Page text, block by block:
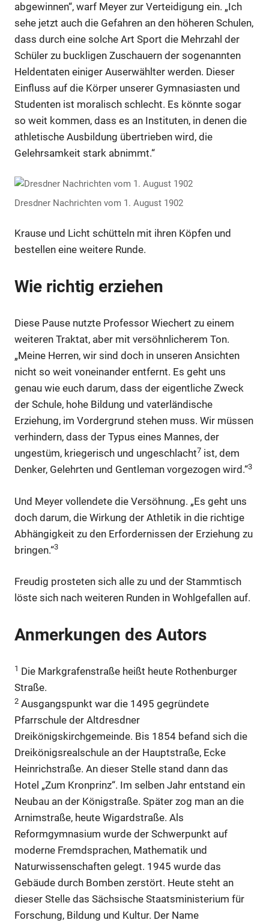
abgewinnen“, warf Meyer zur Verteidigung ein. „Ich
sehe jetzt auch die Gefahren an den höheren Schulen,
dass durch eine solche Art Sport die Mehrzahl der
Schüler zu buckligen Zuschauern der sogenannten
Heldentaten einiger Auserwählter werden. Dieser
Einfluss auf die Körper unserer Gymnasiasten und
Studenten ist moralisch schlecht. Es könnte sogar
so weit kommen, dass es an Instituten, in denen die
athletische Ausbildung übertrieben wird, die
Gelehrsamkeit stark abnimmt.“
Dresdner Nachrichten vom 1. August 1902
Krause und Licht schütteln mit ihren Köpfen und
bestellen eine weitere Runde.
Wie richtig erziehen
Diese Pause nutzte Professor Wiechert zu einem
weiteren Traktat, aber mit versöhnlicherem Ton.
„Meine Herren, wir sind doch in unseren Ansichten
nicht so weit voneinander entfernt. Es geht uns
genau wie euch darum, dass der eigentliche Zweck
der Schule, hohe Bildung und vaterländische
Erziehung, im Vordergrund stehen muss. Wir müssen
verhindern, dass der Typus eines Mannes, der
ungestüm, kriegerisch und ungeschlacht7 ist, dem
Denker, Gelehrten und Gentleman vorgezogen wird.“3
Und Meyer vollendete die Versöhnung. „Es geht uns
doch darum, die Wirkung der Athletik in die richtige
Abhängigkeit zu den Erfordernissen der Erziehung zu
bringen.“3
Freudig prosteten sich alle zu und der Stammtisch
löste sich nach weiteren Runden in Wohlgefallen auf.
Anmerkungen des Autors
1 Die Markgrafenstraße heißt heute Rothenburger
Straße.
2 Ausgangspunkt war die 1495 gegründete
Pfarrschule der Altdresdner
Dreikönigskirchgemeinde. Bis 1854 befand sich die
Dreikönigsrealschule an der Hauptstraße, Ecke
Heinrichstraße. An dieser Stelle stand dann das
Hotel „Zum Kronprinz“. Im selben Jahr entstand ein
Neubau an der Königstraße. Später zog man an die
Arnimstraße, heute Wigardstraße. Als
Reformgymnasium wurde der Schwerpunkt auf
moderne Fremdsprachen, Mathematik und
Naturwissenschaften gelegt. 1945 wurde das
Gebäude durch Bomben zerstört. Heute steht an
dieser Stelle das Sächsische Staatsministerium für
Forschung, Bildung und Kultur. Der Name